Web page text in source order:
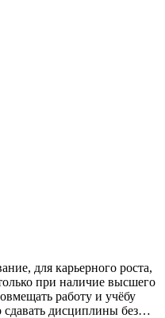
для карьерного роста,
при наличие высшего
работу и учёбу
дисциплины без